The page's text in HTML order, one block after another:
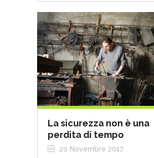
La sicurezza non è una
perdita di tempo
20 Novembre 2017